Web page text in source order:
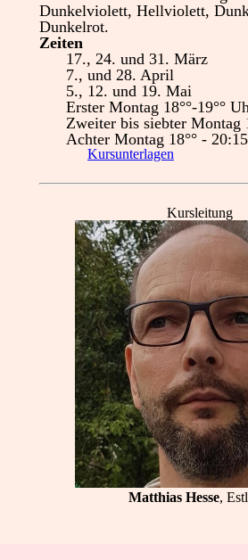
Dunkelviolett, Hellviolett,
Dunkelrot.
Zeiten
17., 24. und 31. März
7., und 28. April
5., 12. und 19. Mai
Erster Montag 18°°-19°°
Zweiter bis siebter Montag
Achter Montag 18°° -
Kursunterlagen
Kursleitung
Matthias Hesse,